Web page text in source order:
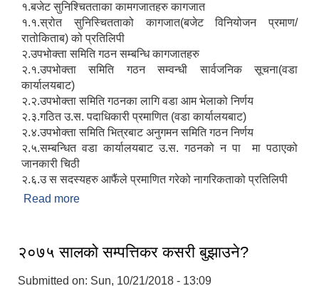
१.बजेट सुनिश्चितताका कामगजातहरु कागजात
१.१.स्रोत सुनिस्चितताको कागजात(बजेट विनियोजन प्रमाण/
रातोकिताब) को प्रतिलिपी
२.उपभोक्ता समिति गठन सम्बन्धि कागजातहरु
२.१.उपभोक्ता समिति गठन सम्वन्धी सार्वजनिक सूचना(वडा
कार्यालयबाट)
२.२.उपभोक्ता समिति गठनका लागि वडा आम भेलाको निर्णय
२.३.गठित उ.स. पदाधिकारी प्रमाणित (वडा कार्यालयबाट)
२.४.उपभोक्ता समिति भित्रबाट अनुगमन समिति गठन निर्णय
२.५.सम्बन्धित वडा कार्यालयबाट उ.स. गठनको न पा मा पठाएको
जानकारी चिठी
२.६.उ स सदस्यहरु आफैंले प्रमाणित गरेको नागरिकताको प्रतिलिपी
Read more
२०७५ सालको सम्पत्तिकर कसरी बुझाउने?
Submitted on: Sun, 10/21/2018 - 13:09